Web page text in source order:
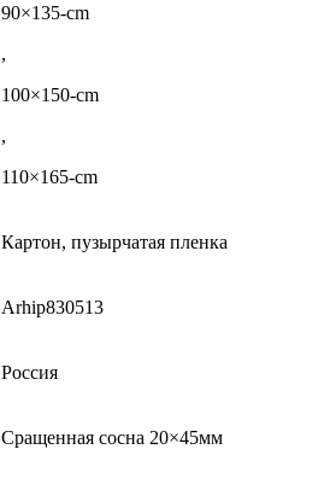
90×135-cm
,
100×150-cm
,
110×165-cm
Картон, пузырчатая пленка
Arhip830513
Россия
Сращенная сосна 20×45мм